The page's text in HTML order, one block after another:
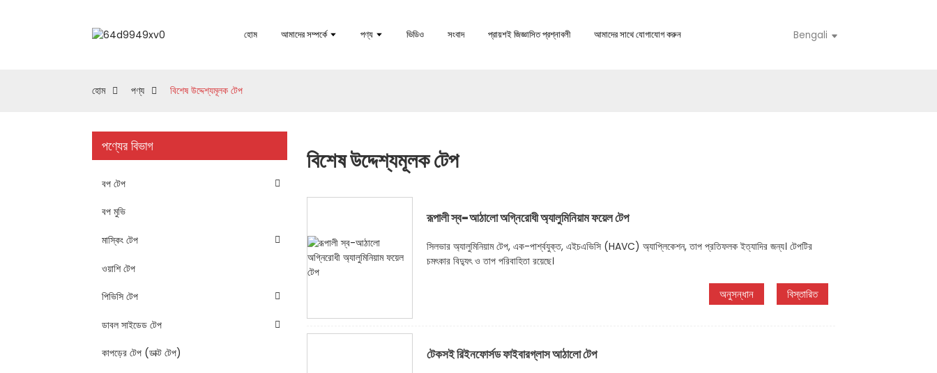
হোম আমাদের সম্পর্কে পণ্য ভিডিও সংবাদ প্রায়শই জিজ্ঞাসিত প্রশ্নাবলী আমাদের সাথে যোগাযোগ করুন Bengali
হোম পণ্য বিশেষ উদ্দেশ্যমূলক টেপ
পণ্যের বিভাগ
বপ টেপ
বপ মুভি
মাস্কিং টেপ
ওয়াশি টেপ
পিভিসি টেপ
ডাবল সাইডেড টেপ
কাপড়ের টেপ (ডাক্ট টেপ)
বিশেষ উদ্দেশ্যমূলক টেপ
রূপালী স্ব-আঠালো অগ্নিরোধী অ্যালুমিনিয়াম ফয়েল টেপ
সিলভার অ্যালুমিনিয়াম টেপ, এক-পার্শ্বযুক্ত, এইচএভিসি (HAVC) অ্যাপ্লিকেশন, তাপ প্রতিফলক ইত্যাদির জন্য। টেপটির
চমৎকার বিদ্যুৎ ও তাপ পরিবাহিতা রয়েছে।
অনুসন্ধান বিস্তারিত
টেকসই রিইনফোর্সড ফাইবারগ্লাস আঠালো টেপ